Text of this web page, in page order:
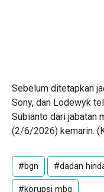
Sebelum ditetapkan
Sony, dan Lodewyk
Subianto dari jabatan
(2/6/2026) kemarin.
#bgn #dadan
#korupsi mbg